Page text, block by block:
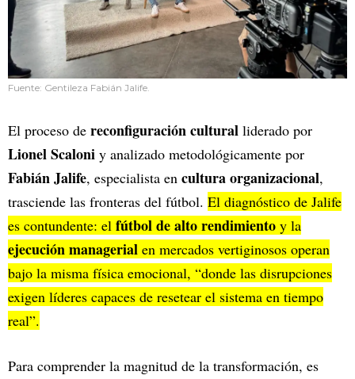
Fuente: Gentileza Fabián Jalife.
El proceso de reconfiguración cultural liderado por
Lionel Scaloni y analizado metodológicamente por
Fabián Jalife, especialista en cultura organizacional,
trasciende las fronteras del fútbol. El diagnóstico de Jalife
es contundente: el fútbol de alto rendimiento y la
ejecución managerial en mercados vertiginosos operan
bajo la misma física emocional, “donde las disrupciones
exigen líderes capaces de resetear el sistema en tiempo
real”.
Para comprender la magnitud de la transformación, es